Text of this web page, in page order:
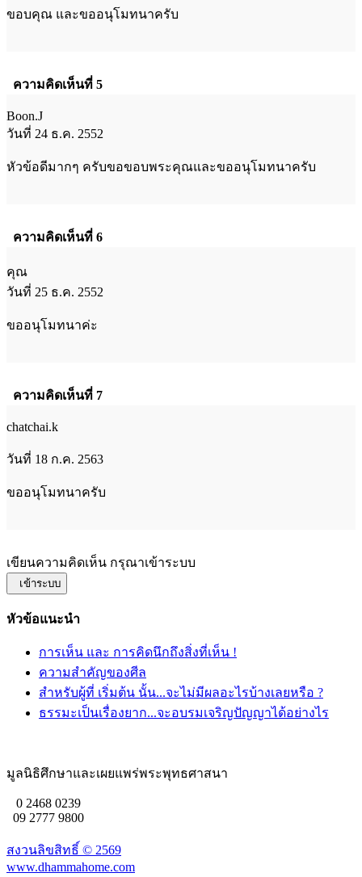
ขอบคุณ และขออนุโมทนาครับ
ความคิดเห็นที่ 5
Boon.J
วันที่ 24 ธ.ค. 2552
หัวข้อดีมากๆ ครับขอขอบพระคุณและขออนุโมทนาครับ
ความคิดเห็นที่ 6
คุณ
วันที่ 25 ธ.ค. 2552
ขออนุโมทนาค่ะ
ความคิดเห็นที่ 7
chatchai.k
วันที่ 18 ก.ค. 2563
ขออนุโมทนาครับ
เขียนความคิดเห็น กรุณาเข้าระบบ
เข้าระบบ
หัวข้อแนะนำ
การเห็น และ การคิดนึกถึงสิ่งที่เห็น !
ความสำคัญของศีล
สำหรับผู้ที่ เริ่มต้น นั้น...จะไม่มีผลอะไรบ้างเลยหรือ ?
ธรรมะเป็นเรื่องยาก...จะอบรมเจริญปัญญาได้อย่างไร
มูลนิธิศึกษาและเผยแพร่พระพุทธศาสนา
0 2468 0239
09 2777 9800
สงวนลิขสิทธิ์ © 2569
www.dhammahome.com